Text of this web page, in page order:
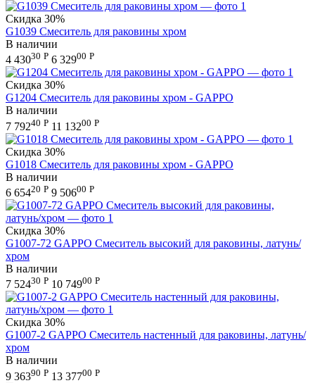
Скидка 30%
G1039 Смеситель для раковины хром
В наличии
4 43030 Р 6 32900 Р
Скидка 30%
G1204 Смеситель для раковины хром - GAPPO
В наличии
7 79240 Р 11 13200 Р
Скидка 30%
G1018 Смеситель для раковины хром - GAPPO
В наличии
6 65420 Р 9 50600 Р
Скидка 30%
G1007-72 GAPPO Смеситель высокий для раковины, латунь/
хром
В наличии
7 52430 Р 10 74900 Р
Скидка 30%
G1007-2 GAPPO Смеситель настенный для раковины, латунь/
хром
В наличии
9 36390 Р 13 37700 Р